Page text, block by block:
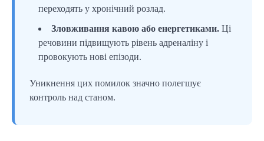
переходять у хронічний розлад.
Зловживання кавою або енергетиками. Ці
речовини підвищують рівень адреналіну і
провокують нові епізоди.
Уникнення цих помилок значно полегшує
контроль над станом.